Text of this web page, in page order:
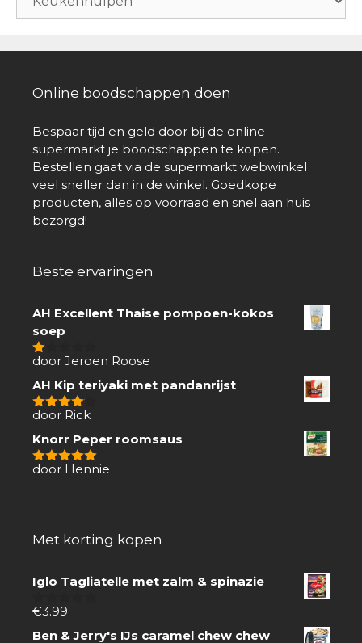
Online boodschappen doen
Bespaar tijd en geld door bij de online
supermarkt je boodschappen te kopen.
Bestellen gaat via de supermarkt webwinkel
veel sneller dan in de winkel. Goedkope
producten, alles op voorraad en snel aan huis
bezorgd!
Beste ervaringen
AH Excellent Thaise pompoen-kokos
soep
1
5
door Jeroen Roose
AH Kip teriyaki met pandanrijst
4van 5
door Rick
Knorr Peper roomsaus
5van 5
door Hennie
Met korting kopen
Iglo Tagliatelle met zalm & spinazie
0
5
€3.99
Ben & Jerry's IJs caramel chew chew